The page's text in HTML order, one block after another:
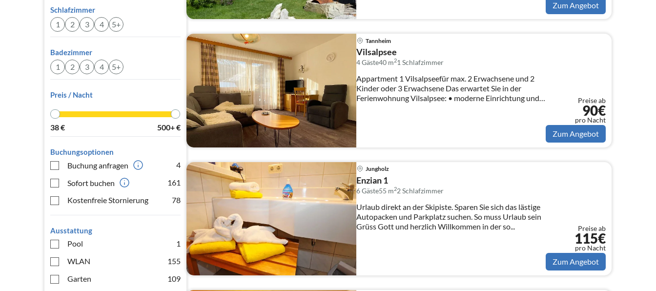
Schlafzimmer
1 2 3 4 5+
Badezimmer
1 2 3 4 5+
Preis / Nacht
38€ 500+€
Buchungsoptionen
Buchung anfragen
4
Sofort buchen
161
Kostenfreie Stornierung
78
Ausstattung
Pool
1
WLAN
155
Garten
109
Zum Angebot
Tannheim
Vilsalpsee
4 Gäste40 m21Schlafzimmer
Appartment 1 Vilsalpseefür max. 2 Erwachsene und 2
Kinder oder 3 Erwachsene Das erwartet Sie in der
Ferienwohnung Vilsalpsee: • moderne Einrichtung und
Preise ab
90€
pro Nacht
Zum Angebot
Jungholz
Enzian 1
6 Gäste55 m22Schlafzimmer
Urlaub direkt an der Skipiste. Sparen Sie sich das lästige
Autopacken und Parkplatz suchen. So muss Urlaub sein
Grüss Gott und herzlich Willkommen in der so...
Preise ab
115€
pro Nacht
Zum Angebot